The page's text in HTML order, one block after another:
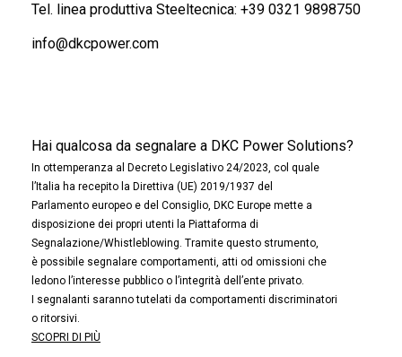
Tel. linea produttiva Steeltecnica: +39 0321 9898750
info@dkcpower.com
Hai qualcosa da segnalare a DKC Power Solutions?
In ottemperanza al Decreto Legislativo 24/2023, col quale
l’Italia ha recepito la Direttiva (UE) 2019/1937 del
Parlamento europeo e del Consiglio, DKC Europe mette a
disposizione dei propri utenti la Piattaforma di
Segnalazione/Whistleblowing. Tramite questo strumento,
è possibile segnalare comportamenti, atti od omissioni che
ledono l’interesse pubblico o l’integrità dell’ente privato.
I segnalanti saranno tutelati da comportamenti discriminatori
o ritorsivi.
SCOPRI DI PIÙ